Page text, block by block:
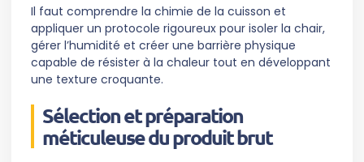
Il faut comprendre la chimie de la cuisson et
appliquer un protocole rigoureux pour isoler la chair,
gérer l’humidité et créer une barrière physique
capable de résister à la chaleur tout en développant
une texture croquante.
Sélection et préparation
méticuleuse du produit brut